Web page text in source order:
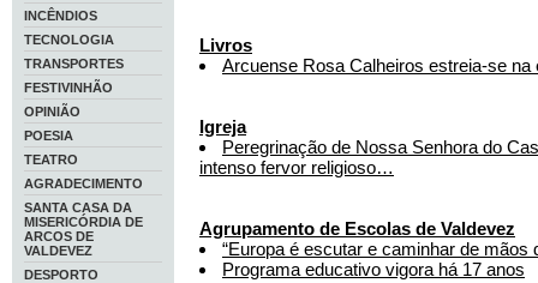
INCÊNDIOS
TECNOLOGIA
TRANSPORTES
FESTIVINHÃO
OPINIÃO
POESIA
TEATRO
AGRADECIMENTO
SANTA CASA DA
MISERICÓRDIA DE
ARCOS DE
VALDEVEZ
DESPORTO
Livros
Arcuense Rosa Calheiros estreia-se na
Igreja
Peregrinação de Nossa Senhora do
intenso fervor religioso…
Agrupamento de Escolas de Valdevez
“Europa é escutar e caminhar de mãos
Programa educativo vigora há 17 anos